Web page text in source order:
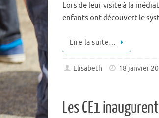
Lors de leur visite à la
enfants ont découvert le
Lire la suite…
Elisabeth 18 janvier
Les CE1